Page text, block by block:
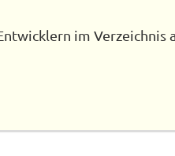
im Verzeichnis